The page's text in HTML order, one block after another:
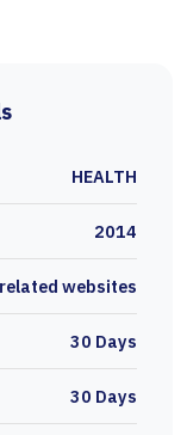
HEALTH
2014
websites
30 Days
30 Days